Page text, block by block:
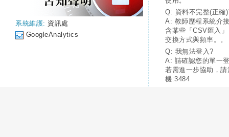
系統維護: 資訊處
GoogleAnalytics
Q: 資料不完整(正確
A: 教師歷程系統介
含某些「CSV匯入
交換方式與頻率。。
Q: 我無法登入?
A: 請確認您的單一
若需進一步協助，
機:3484